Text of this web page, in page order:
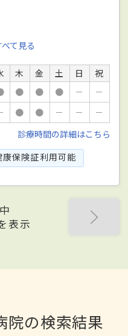
て見る
木 金 土 日
祝
● ● ● －
－
● ● － －
－
診療時間の詳細はこちら
保険証利用可能
表示
院の検索結果